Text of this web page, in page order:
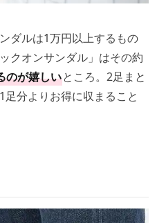
ダルは1万円以上するもの
クオンサンダル」はその約
のが嬉しいところ。2足まと
分よりお得に収まること